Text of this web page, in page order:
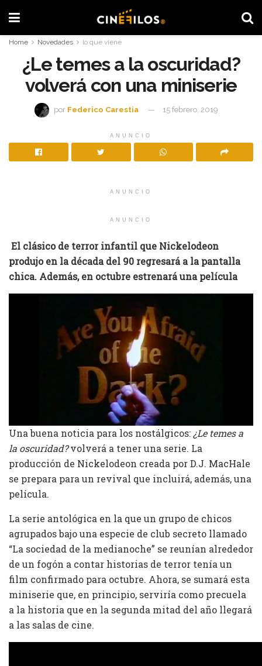
Home Novedades lo que viene
¿Le temes a la oscuridad?
volverá con una miniserie
por Federico Carestia 15 febrero, 2019
ANUNCIO
ANUNCIO
ANUNCIO
El clásico de terror infantil que Nickelodeon
produjo en la década del 90 regresará a la pantalla
chica. Además, en octubre estrenará una película
Una buena noticia para los nostálgicos: ¿Le temes a
la oscuridad?volverá a tener una serie. La
producción de Nickelodeon creada por D.J. MacHale
se prepara para un revival que incluirá, además, una
película.
La serie antológica en la que un grupo de chicos
agrupados bajo una especie de club secreto llamado
“La sociedad de la medianoche” se reunían alrededor
de un fogón a contar historias de terror tenía un
film confirmado para octubre. Ahora, se sumará esta
miniserie que, en principio, serviría como precuela
a la historia que en la segunda mitad del año llegará
a las salas de cine.